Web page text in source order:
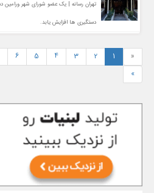
تهران رسانه | یک عضو شورای شهر ورامین
دستگیری ها افزایش یابد.
«
1
2
3
4
5
6
»